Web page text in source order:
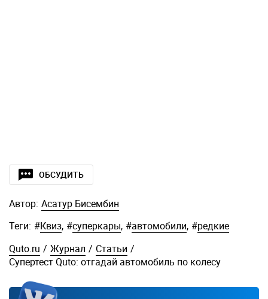
ОБСУДИТЬ
Автор: Асатур Бисембин
Теги: #Квиз, #суперкары, #автомобили, #редкие
Quto.ru / Журнал / Статьи /
Супертест Quto: отгадай автомобиль по колесу